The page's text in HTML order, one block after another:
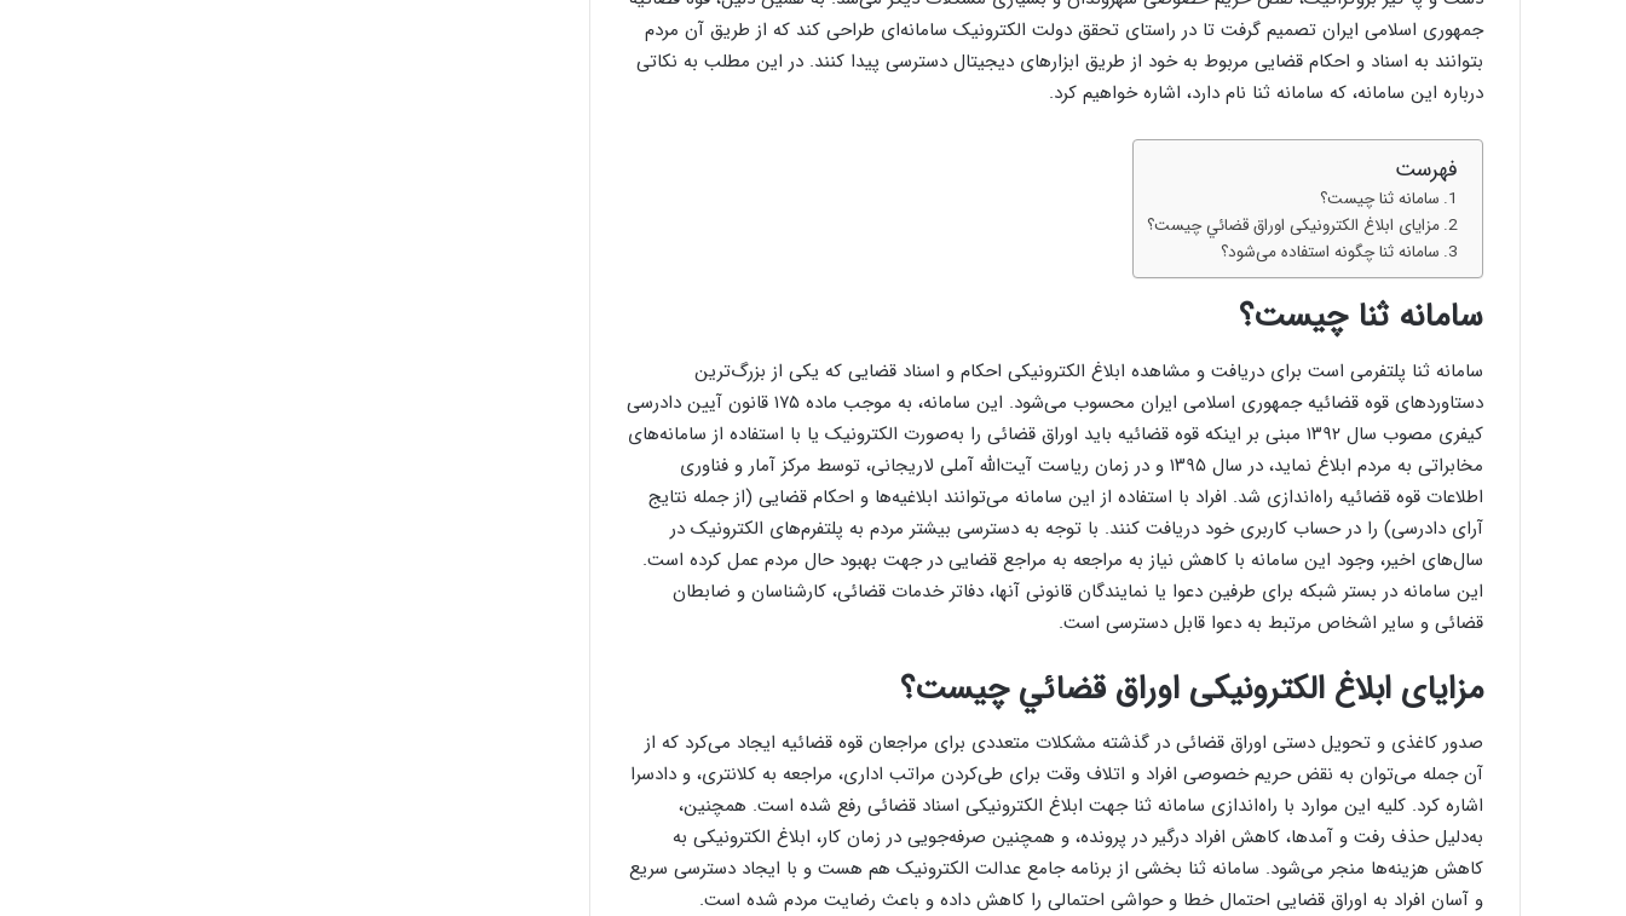
جمهوری اسلامی ایران تصمیم گرفت تا در راستای تحقق دولت الکترونیک سامانه‌ای طراحی کند که از طریق آن مردم
بتوانند به اسناد و احکام قضایی مربوط به خود از طریق ابزارهای دیجیتال دسترسی پیدا کنند. در این مطلب به نکاتی
درباره‌ این سامانه، که سامانه ثنا نام دارد، اشاره خواهیم کرد.
فهرست
سامانه ثنا چیست؟
مزایای ابلاغ الکترونیکی اوراق قضائي چیست؟
سامانه ثنا چگونه استفاده می‌شود؟
سامانه ثنا چیست؟
سامانه ثنا پلتفرمی است برای دریافت و مشاهده ابلاغ الکترونیکی احکام و اسناد قضایی که یکی از بزرگ‌ترین
دستاوردهای قوه قضائیه جمهوری اسلامی ایران محسوب می‌شود. این سامانه، به موجب ماده ۱۷۵ قانون آیین دادرسی
کیفری مصوب سال ۱۳۹۲ مبنی بر اینکه قوه قضائیه باید اوراق قضائی را به‌صورت الکترونیک یا با استفاده از سامانه‌های
مخابراتی به مردم ابلاغ نماید، در سال ۱۳۹۵ و در زمان ریاست آیت‌الله آملی لاریجانی، توسط مرکز آمار و فناوری
اطلاعات قوه قضائیه راه‌اندازی شد. افراد با استفاده از این سامانه می‌توانند ابلاغیه‌ها و احکام قضایی (از جمله نتایج
آرای دادرسی) را در حساب کاربری خود دریافت کنند. با توجه به دسترسی بیشتر مردم به پلتفرم‌های الکترونیک در
سال‌های اخیر، وجود این سامانه با کاهش نیاز به مراجعه به مراجع قضایی در جهت بهبود حال مردم عمل کرده است.
این سامانه در بستر شبکه برای طرفین دعوا یا نمایندگان قانونی آنها، دفاتر خدمات قضائی، کارشناسان و ضابطان
قضائی و سایر اشخاص مرتبط به دعوا قابل دسترسی است.
مزایای ابلاغ الکترونیکی اوراق قضائي چیست؟
صدور کاغذی و تحویل دستی اوراق قضائی در گذشته مشکلات متعددی برای مراجعان قوه قضائیه ایجاد می‌کرد که از
آن جمله می‌توان به نقض حریم خصوصی افراد و اتلاف وقت برای طی‌کردن مراتب اداری، مراجعه به کلانتری، و دادسرا
اشاره کرد. کلیه این موارد با راه‌اندازی سامانه ثنا جهت ابلاغ الکترونیکی اسناد قضائی رفع شده است. همچنین،
به‌دلیل حذف رفت و آمدها، کاهش افراد درگیر در پرونده، و همچنین صرفه‌جویی در زمان کار، ابلاغ الکترونیکی به
کاهش هزینه‌ها منجر می‌شود. سامانه ثنا بخشی از برنامه جامع عدالت الکترونیک هم هست و با ایجاد دسترسی سریع
و آسان افراد به اوراق قضایی احتمال خطا و حواشی احتمالی را کاهش داده و باعث رضایت مردم شده است.